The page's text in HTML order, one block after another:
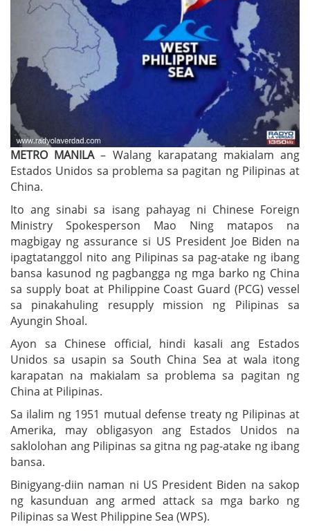
METRO MANILA– Walang karapatang makialam ang
Estados Unidos sa problema sa pagitan ng Pilipinas at
China.
Ito ang sinabi sa isang pahayag ni Chinese Foreign
Ministry Spokesperson Mao Ning matapos na
magbigay ng assurance si US President Joe Biden na
ipagtatanggol nito ang Pilipinas sa pag-atake ng ibang
bansa kasunod ng pagbangga ng mga barko ng China
sa supply boat at Philippine Coast Guard (PCG) vessel
sa pinakahuling resupply mission ng Pilipinas sa
Ayungin Shoal.
Ayon sa Chinese official, hindi kasali ang Estados
Unidos sa usapin sa South China Sea at wala itong
karapatan na makialam sa problema sa pagitan ng
China at Pilipinas.
Sa ilalim ng 1951 mutual defense treaty ng Pilipinas at
Amerika, may obligasyon ang Estados Unidos na
saklolohan ang Pilipinas sa gitna ng pag-atake ng ibang
bansa.
Binigyang-diin naman ni US President Biden na sakop
ng kasunduan ang armed attack sa mga barko ng
Pilipinas sa West Philippine Sea (WPS).